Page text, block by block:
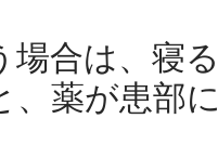
場合は、寝
、薬が患部